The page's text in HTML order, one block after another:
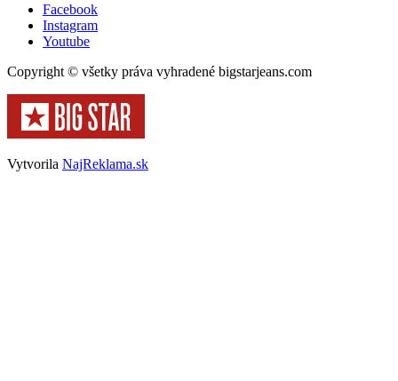
Facebook
Instagram
Youtube
Copyright © všetky práva vyhradené bigstarjeans.com
Vytvorila NajReklama.sk